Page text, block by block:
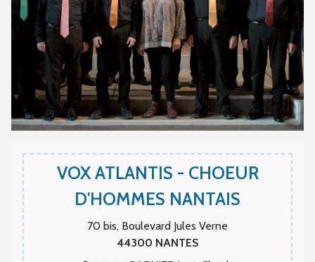
VOX ATLANTIS - CHOEUR
D'HOMMES NANTAIS
70 bis, Boulevard Jules Verne
44300 NANTES